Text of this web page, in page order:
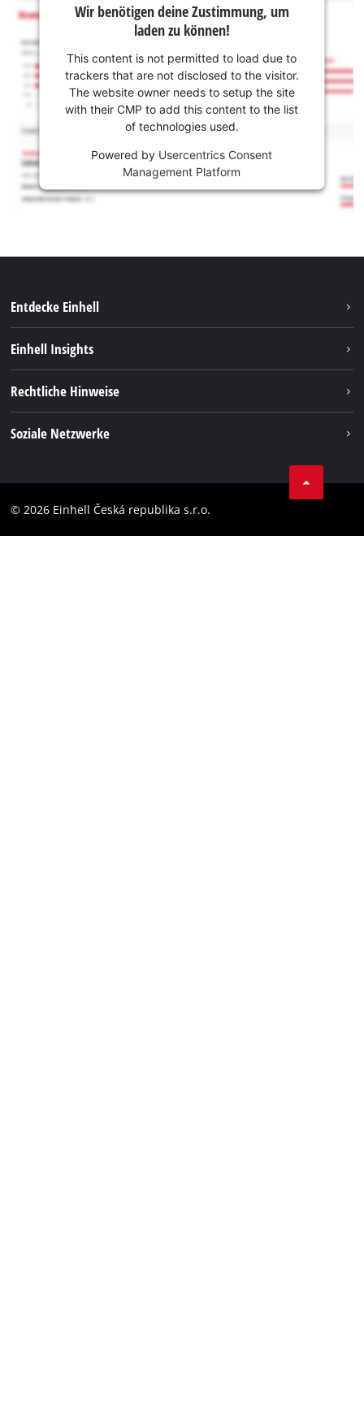
Wir benötigen deine Zustimmung, um
laden zu können!
This content is not permitted to load due to
trackers that are not disclosed to the visitor.
The website owner needs to setup the site
with their CMP to add this content to the list
of technologies used.
Powered by Usercentrics Consent
Management Platform
Entdecke Einhell
Akkusystem
Einhell Insights
Rechtliche Hinweise
Barrierefreiheits-Erklärung
Soziale Netzwerke
Instagram
© 2026 Einhell Česká republika s.r.o.